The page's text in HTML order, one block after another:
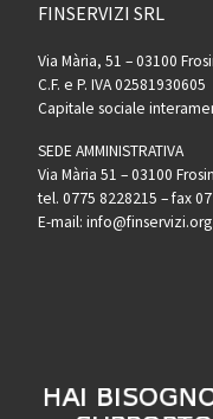
FINSERVIZI SRL
Via Mària, 51 – 03100
C.F. e P. IVA 02581930605
Capitale sociale
SEDE AMMINISTRATIVA
Via Mària 51 – 03100
tel. 0775 8228215 – fax
E-mail: info@finservizi.org